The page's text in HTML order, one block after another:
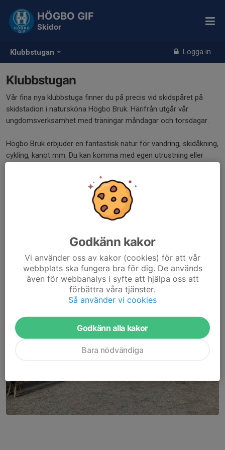
Klubbstugan Logga in
HÖGBO GIF
Skidor
Klubbstugan
Vår fina nya klubbstuga finner du på precis vid skidspåret på
skidstadion i natursköna Högbo Bruk. Härifrån utgår vår
ungdomsverksamhet med träningar måndagar och torsdagar.
Högbo Bruk erbjuder en fantastisk natur för vandring, skidåkning,
cykling, kanot mm. Du kan komma med egen utrustning eller
Se och läs mer om aktiviteter på Högbo Bruk:
https://www.hogbobruk.se/aktiviteter.html
https://sportcentralenhogbo.se/sportcentralen
Godkänn kakor
Vi använder oss av kakor (cookies) för att vår
webbplats ska fungera bra för dig. De används
även för webbanalys i syfte att hjälpa oss att
förbättra våra tjänster.
Så använder vi cookies
Godkänn alla kakor
Bara nödvändiga